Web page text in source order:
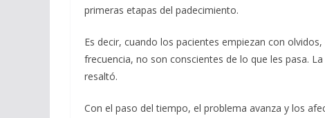
primeras etapas del padecimiento.
Es decir, cuando los pacientes empiezan con
frecuencia, no son conscientes de lo que les pasa.
resaltó.
Con el paso del tiempo, el problema avanza y los